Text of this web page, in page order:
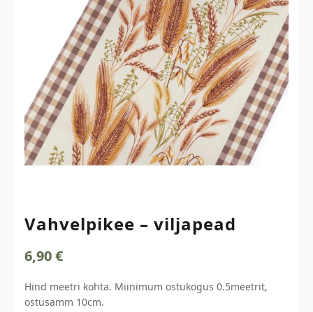
Vahvelpikee – viljapead
6,90€
Hind meetri kohta. Miinimum ostukogus 0.5meetrit,
ostusamm 10cm.